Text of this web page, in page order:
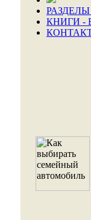
КНИГИ -